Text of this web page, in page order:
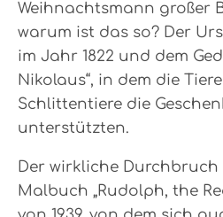
Weihnachtsmann großer
warum ist das so? Der
im Jahr 1822 und dem
Nikolaus“, in dem die
Schlittentiere die
unterstützten.
Der wirkliche
Malbuch „Rudolph, the